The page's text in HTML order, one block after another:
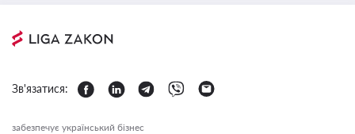
Зв'язатися:
забезпечує український бізнес